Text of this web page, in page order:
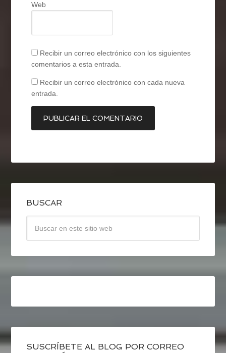
Web
Recibir un correo electrónico con los siguientes
comentarios a esta entrada.
Recibir un correo electrónico con cada nueva
entrada.
BUSCAR
SUSCRÍBETE AL BLOG POR CORREO